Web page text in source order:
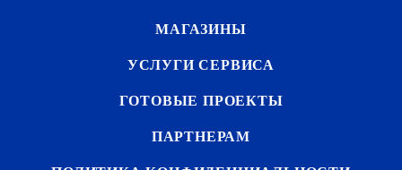
МАГАЗИНЫ
УСЛУГИ СЕРВИСА
ГОТОВЫЕ ПРОЕКТЫ
ПАРТНЕРАМ